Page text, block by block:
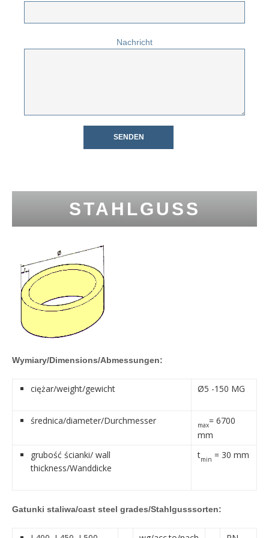
Nachricht
STAHLGUSS
Wymiary/Dimensions/Abmessungen:
ciężar/weight/gewicht Ø5 -150 MG
średnica/diameter/Durchmesser max= 6700
mm
grubość ścianki/ wall
thickness/Wanddicke
tmin = 30 mm
Gatunki staliwa/cast steel grades/Stahlgusssorten: